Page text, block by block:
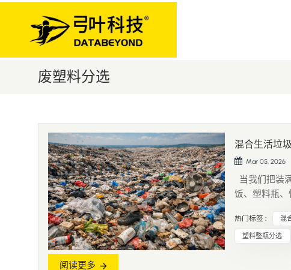
废塑料分选
混合生活垃
Mar 05, 2026
当我们把装
饭、塑料瓶
破2.4亿吨，
热门标签 : 混
塑料整瓶分选
阅读更多